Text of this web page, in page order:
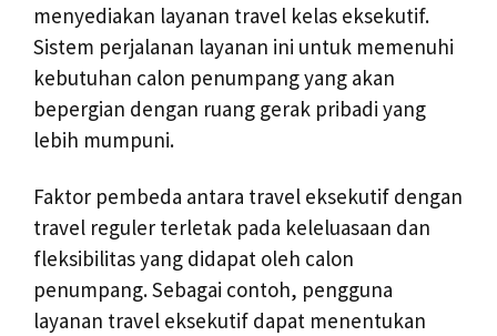
menyediakan layanan travel kelas eksekutif.
Sistem perjalanan layanan ini untuk memenuhi
kebutuhan calon penumpang yang akan
bepergian dengan ruang gerak pribadi yang
lebih mumpuni.
Faktor pembeda antara travel eksekutif dengan
travel reguler terletak pada keleluasaan dan
fleksibilitas yang didapat oleh calon
penumpang. Sebagai contoh, pengguna
layanan travel eksekutif dapat menentukan